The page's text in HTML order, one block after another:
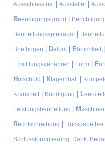
Ausschlussfrist| Aussteller
Beendigungsgrund
Beurteilungsspielraum
Briefbogen Datum E hrlichkeit|
Ermittlungsverfahren Form F
Holschuld K lageinhalt|
Krankheit| Kündigung L
Leistungsbeurteilung M
Rechtschreibung Rückgabe
Schlussformulierung: Dank,